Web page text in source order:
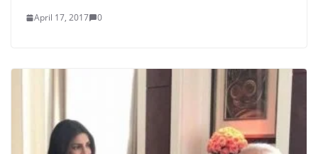
April 17, 2017 0